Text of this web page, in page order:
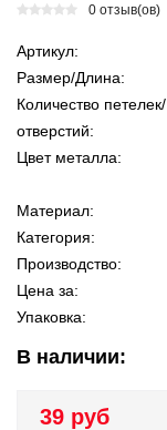
0 отзыв(ов)
Артикул:
Размер/Длина:
Количество петелек/
отверстий:
Цвет металла:
Материал:
Категория:
Производство:
Цена за:
Упаковка:
В наличии:
39 руб